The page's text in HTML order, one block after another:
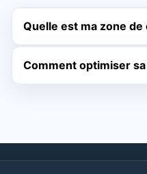
Quelle est ma zone de
Comment optimiser